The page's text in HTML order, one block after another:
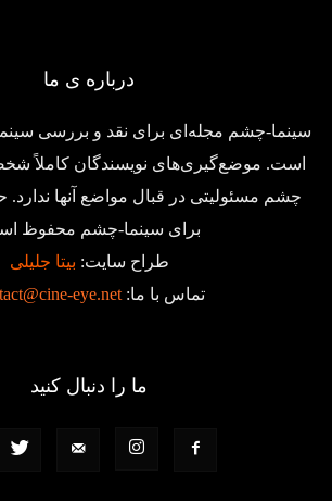
درباره ی ما
سینما-چشم مجله‌ای برای نقد و بررسی
است. موضع‌گیری‌های نویسندگان کاملاً
چشم مسئولیتی در قبال مواضع آنها
برای سینما-چشم محفوظ
طراح سایت: بیتا جلیلی
تماس با ما:eye.net
ما را دنبال کنید